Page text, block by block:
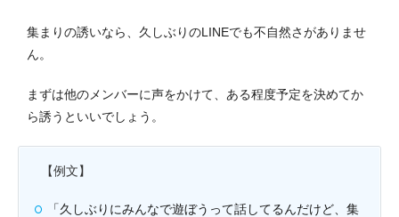
集まりの誘いなら、久しぶりのLINEでも不自然さがありませ
ん。
まずは他のメンバーに声をかけて、ある程度予定を決めてか
ら誘うといいでしょう。
【例文】
「久しぶりにみんなで遊ぼうって話してるんだけど、集